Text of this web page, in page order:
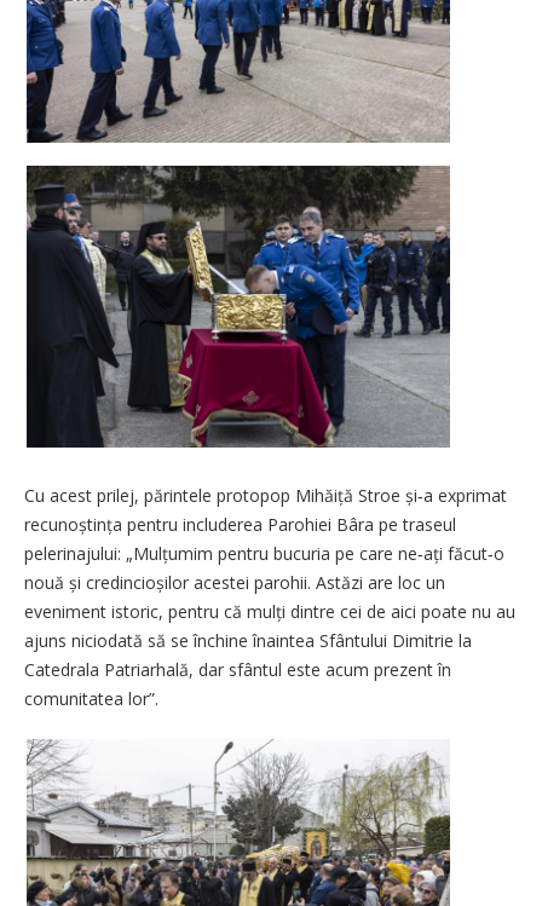
Cu acest prilej, părintele protopop Mihăiță Stroe și‑a exprimat
recunoștința pentru includerea Parohiei Bâra pe traseul
pelerinajului: „Mulțumim pentru bucuria pe care ne‑ați făcut‑o
nouă și credincioșilor acestei parohii. Astăzi are loc un
eveniment istoric, pentru că mulți dintre cei de aici poate nu au
ajuns niciodată să se închine înaintea Sfântului Dimitrie la
Catedrala Patriarhală, dar sfântul este acum prezent în
comunitatea lor”.